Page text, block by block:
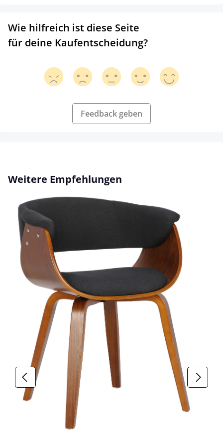
Wie hilfreich ist diese Seite
für deine Kaufentscheidung?
Feedback geben
Produktgalerie überspringen
Weitere Empfehlungen